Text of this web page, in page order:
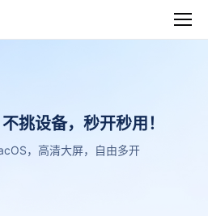
挑设备，秒开秒用！
，高清大屏，自由多开